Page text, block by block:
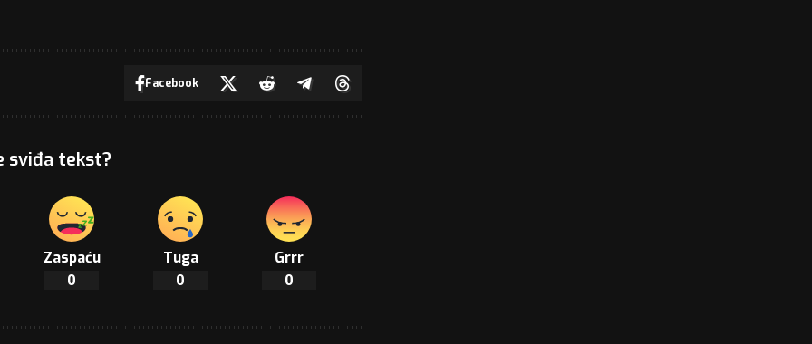
Facebook
sviđa tekst?
Zaspaću
0
Tuga
0
Grrr
0